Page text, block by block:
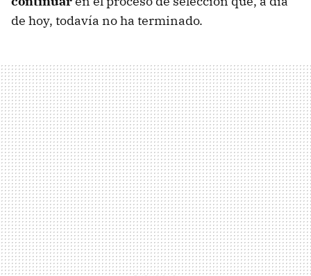
de hoy, todavía no ha terminado.